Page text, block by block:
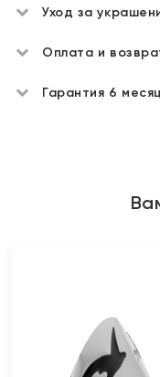
Уход за
Оплата и
Гарантия 6